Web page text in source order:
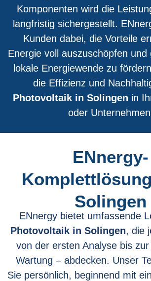
Komponenten wird die
langfristig sichergestellt.
Kunden dabei, die Vorteile
Energie voll auszuschöpfen und
lokale Energiewende zu
die Effizienz und
Photovoltaik in Solingen in
oder
ENnergy-
Solingen
ENnergy bietet umfassende
Photovoltaik in Solingen, die
von der ersten Analyse bis
Wartung – abdecken. Unser
Sie persönlich, beginnend mit